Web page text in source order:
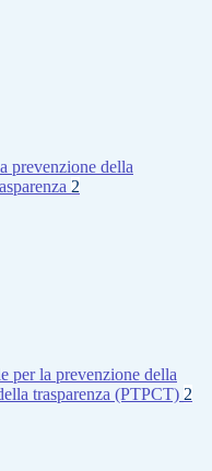
prevenzione della
2
per la prevenzione della
trasparenza (PTPCT) 2